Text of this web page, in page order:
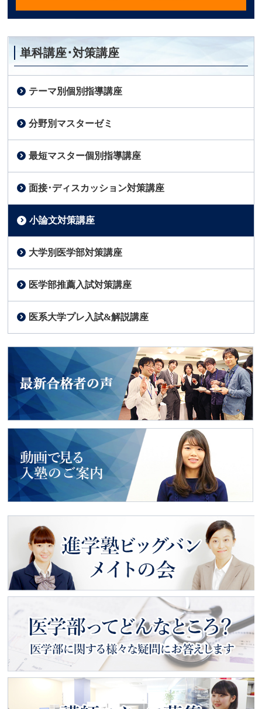
単科講座･対策講座
テーマ別個別指導講座
分野別マスターゼミ
最短マスター個別指導講座
面接･ディスカッション対策講座
小論文対策講座
大学別医学部対策講座
医学部推薦入試対策講座
医系大学プレ入試&解説講座
2018年度入試
最新合格者の声
進学塾ビッグバン
メイトの会
医学部ってどんなところ？医学部に関する様々な疑問にお